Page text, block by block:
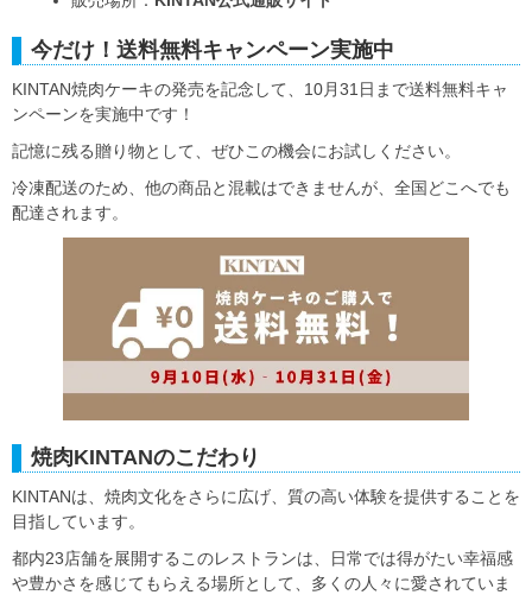
今だけ！送料無料キャンペーン実施中
KINTAN焼肉ケーキの発売を記念して、10月31日まで送料無料キャ
ンペーンを実施中です！
記憶に残る贈り物として、ぜひこの機会にお試しください。
冷凍配送のため、他の商品と混載はできませんが、全国どこへでも
配達されます。
焼肉KINTANのこだわり
KINTANは、焼肉文化をさらに広げ、質の高い体験を提供することを
目指しています。
都内23店舗を展開するこのレストランは、日常では得がたい幸福感
や豊かさを感じてもらえる場所として、多くの人々に愛されていま